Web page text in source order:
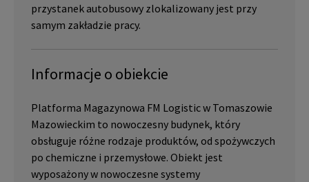
przystanek autobusowy zlokalizowany jest przy
samym zakładzie pracy.
Informacje o obiekcie
Platforma Magazynowa FM Logistic w Tomaszowie
Mazowieckim to nowoczesny budynek, który
obsługuje różne rodzaje produktów, od spożywczych
po chemiczne i przemysłowe. Obiekt jest
wyposażony w nowoczesne systemy